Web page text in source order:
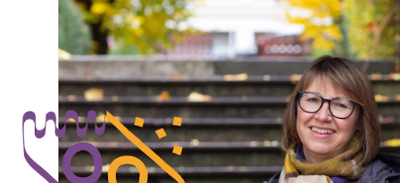
Biblioteket
Organisasjon
Hvem gjør hva i administrasjonen?